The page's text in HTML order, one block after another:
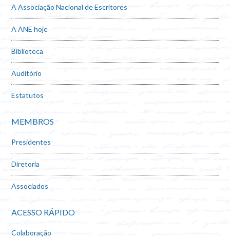
A Associação Nacional de Escritores
A ANE hoje
Biblioteca
Auditório
Estatutos
MEMBROS
Presidentes
Diretoria
Associados
ACESSO RÁPIDO
Colaboração